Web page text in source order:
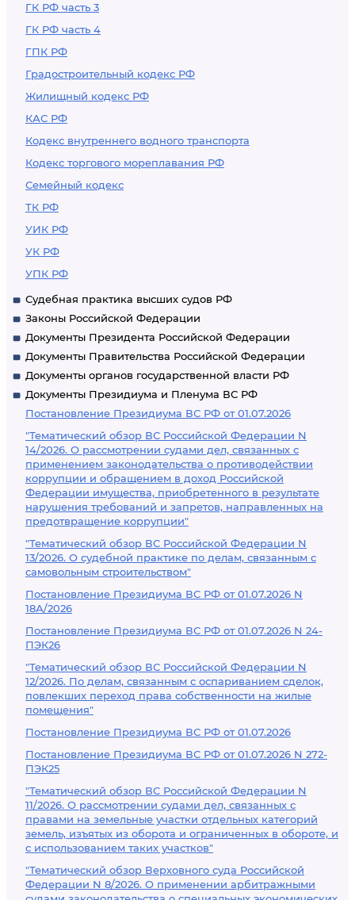
ГК РФ часть 3
ГК РФ часть 4
ГПК РФ
Градостроительный кодекс РФ
Жилищный кодекс РФ
КАС РФ
Кодекс внутреннего водного транспорта
Кодекс торгового мореплавания РФ
Семейный кодекс
ТК РФ
УИК РФ
УК РФ
УПК РФ
Судебная практика высших судов РФ
Законы Российской Федерации
Документы Президента Российской Федерации
Документы Правительства Российской Федерации
Документы органов государственной власти РФ
Документы Президиума и Пленума ВС РФ
Постановление Президиума ВС РФ от 01.07.2026
"Тематический обзор ВС Российской Федерации N
14/2026. О рассмотрении судами дел, связанных с
применением законодательства о противодействии
коррупции и обращением в доход Российской
Федерации имущества, приобретенного в результате
нарушения требований и запретов, направленных на
предотвращение коррупции"
"Тематический обзор ВС Российской Федерации N
13/2026. О судебной практике по делам, связанным с
самовольным строительством"
Постановление Президиума ВС РФ от 01.07.2026 N
18А/2026
Постановление Президиума ВС РФ от 01.07.2026 N 24-
ПЭК26
"Тематический обзор ВС Российской Федерации N
12/2026. По делам, связанным с оспариванием сделок,
повлекших переход права собственности на жилые
помещения"
Постановление Президиума ВС РФ от 01.07.2026
Постановление Президиума ВС РФ от 01.07.2026 N 272-
ПЭК25
"Тематический обзор ВС Российской Федерации N
11/2026. О рассмотрении судами дел, связанных с
правами на земельные участки отдельных категорий
земель, изъятых из оборота и ограниченных в обороте, и
с использованием таких участков"
"Тематический обзор Верховного суда Российской
Федерации N 8/2026. О применении арбитражными